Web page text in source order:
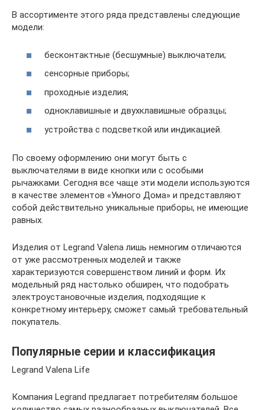
В ассортименте этого ряда представлены следующие
модели:
бесконтактные (бесшумные) выключатели;
сенсорные приборы;
проходные изделия;
одноклавишные и двухклавишные образцы;
устройства с подсветкой или индикацией.
По своему оформлению они могут быть с
выключателями в виде кнопки или с особыми
рычажками. Сегодня все чаще эти модели используются
в качестве элементов «Умного Дома» и представляют
собой действительно уникальные приборы, не имеющие
равных.
Изделия от Legrand Valena лишь немногим отличаются
от уже рассмотренных моделей и также
характеризуются совершенством линий и форм. Их
модельный ряд настолько обширен, что подобрать
электроустановочные изделия, подходящие к
конкретному интерьеру, сможет самый требовательный
покупатель.
Популярные серии и классификация
Legrand Valena Life
Компания Legrand предлагает потребителям большое